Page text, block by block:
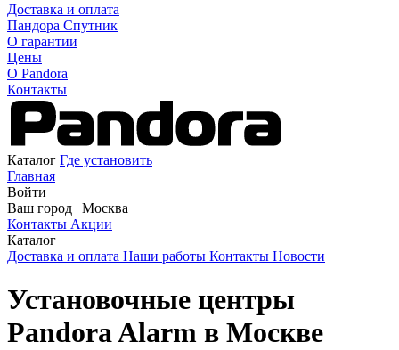
Доставка и оплата
Пандора Спутник
О гарантии
Цены
О Pandora
Контакты
Каталог Где установить
Главная
Войти
Ваш город | Москва
Контакты Акции
Каталог
Доставка и оплата Наши работы Контакты Новости
Установочные центры
Pandora Alarm в Москве